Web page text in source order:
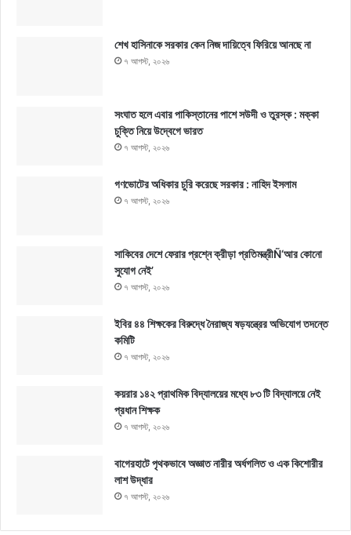
শেখ হাসিনাকে সরকার কেন নিজ দায়িত্বে ফিরিয়ে আনছে না
৭ আগস্ট, ২০২৬
সংঘাত হলে এবার পাকিস্তানের পাশে সউদী ও তুরস্ক : মক্কা
চুক্তি নিয়ে উদ্বেগে ভারত
৭ আগস্ট, ২০২৬
গণভোটের অধিকার চুরি করেছে সরকার : নাহিদ ইসলাম
৭ আগস্ট, ২০২৬
সাকিবের দেশে ফেরার প্রশ্নে ক্রীড়া প্রতিমন্ত্রীÑ‘আর কোনো
সুযোগ নেই’
৭ আগস্ট, ২০২৬
ইবির ৪৪ শিক্ষকের বিরুদ্ধে নৈরাজ্য ষড়যন্ত্রের অভিযোগ তদন্তে
কমিটি
৭ আগস্ট, ২০২৬
কয়রার ১৪২ প্রাথমিক বিদ্যালয়ের মধ্যে ৮৩ টি বিদ্যালয়ে নেই
প্রধান শিক্ষক
৭ আগস্ট, ২০২৬
বাগেরহাটে পৃথকভাবে অজ্ঞাত নারীর অর্ধগলিত ও এক কিশোরীর
লাশ উদ্ধার
৭ আগস্ট, ২০২৬